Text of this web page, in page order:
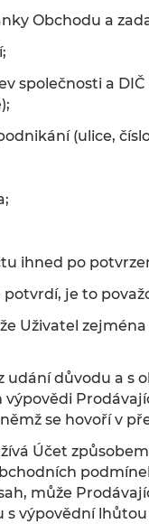
Obchodu a
společnosti a
(ulice,
ihned po
je to
Uživatel
udání důvodu a
výpovědi
se hovoří v
Účet
může
s výpovědní